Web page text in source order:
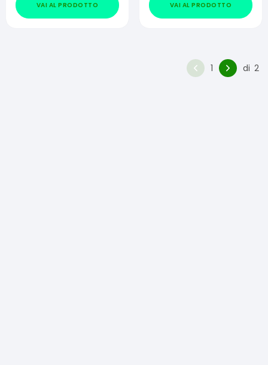
VAI AL PRODOTTO VAI AL PRODOTTO
1 di 2